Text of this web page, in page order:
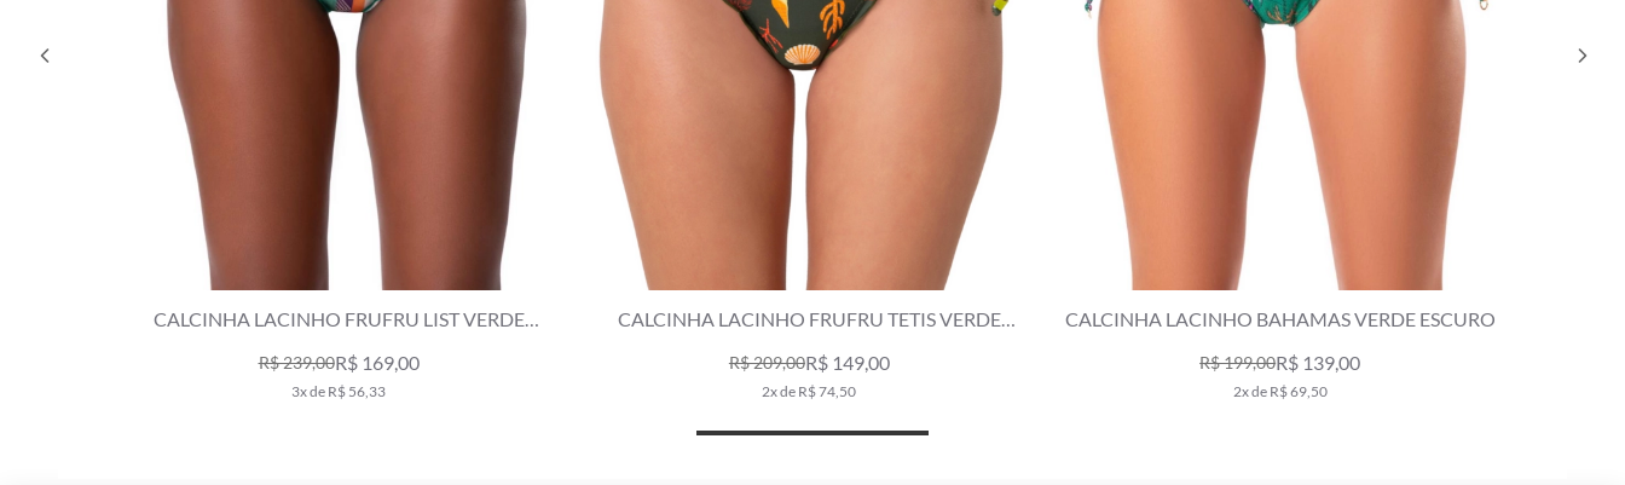
CALCINHA LACINHO FRUFRU LIST VERDE
R$ 239,00R$ 169,00
3x de R$ 56,33
CALCINHA LACINHO FRUFRU TETIS VERDE
R$ 209,00R$ 149,00
2x de R$ 74,50
CALCINHA LACINHO BAHAMAS VERDE ESCURO
R$ 199,00R$ 139,00
2x de R$ 69,50
CALCINHA